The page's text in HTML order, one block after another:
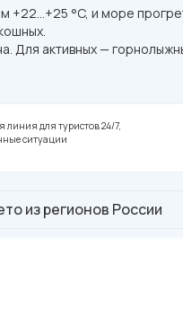
+22…+25 °C, и море
Для активных —
линия для туристов 24/7,
ситуации
из регионов России